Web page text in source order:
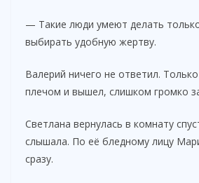
— Такие люди умеют делать
выбирать удобную жертву.
Валерий ничего не ответил.
плечом и вышел, слишком громко
Светлана вернулась в комнату
слышала. По её бледному лицу
сразу.